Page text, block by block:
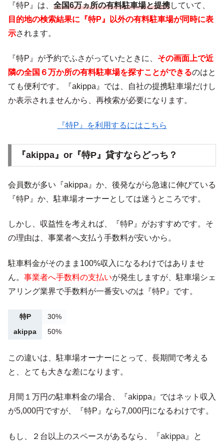
『特P』は、 全国6万ヵ所の有料駐車場と提携していて、
目的地の検索結果に『特P』以外の有料駐車場が同時に表
示されます。
『特P』が予約でふさがっていたときに、 その画面上で近
隣の全国６万か所の有料駐車場を探すことができるのはと
ても便利です。『akippa』では、自社の提携駐車場だけし
か表示されませんから、再検索が必要になります。
『特P』を利用するにはこちら
『akippa』or『特P』貸すならどっち？
会員数が多い『akippa』か、後発ながら急速に伸びている
『特P』か、駐車場オーナーとしては迷うところです。
しかし、収益性を考えれば、『特P』がおすすめです。そ
の理由は、事業者へ支払う手数料が安いから。
駐車料金がそのまま100%収入になるわけではありませ
ん。 事業者へ手数料の支払いが発生しますが、駐車場シェ
アリング業界で手数料が一番安いのは『特P』です。
特P
30%
akippa
50%
この違いは、駐車場オーナーにとって、長期間で考える
と、とても大きな差になります。
月間１万円の駐車料金の場合、『akippa』ではネット収入
が5,000円ですが、『特P』なら7,000円になるわけです。
もし、２台以上のスペースがあるなら、 『akippa』
と